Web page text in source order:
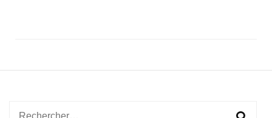
Rechercher :